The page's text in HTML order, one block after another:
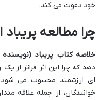
خود دعوت می کند.
چرا مطالعه
خلاصه کتاب پریباد
دهد که چرا این اثر فراتر از
ای ارزشمند محسوب می
خوانندگان، از جمله علاقه